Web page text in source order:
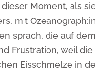
dieser Moment, als
mit
sprach, die auf
Frustration, weil
Eisschmelze in